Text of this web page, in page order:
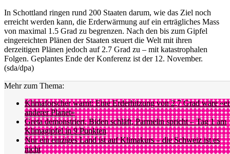
In Schottland ringen rund 200 Staaten darum, wie das Ziel noch
erreicht werden kann, die Erderwärmung auf ein erträgliches Mass
von maximal 1.5 Grad zu begrenzen. Nach den bis zum Gipfel
eingereichten Plänen der Staaten steuert die Welt mit ihren
derzeitigen Plänen jedoch auf 2.7 Grad zu – mit katastrophalen
Folgen. Geplantes Ende der Konferenz ist der 12. November.
(sda/dpa)
Mehr zum Thema:
Klimaforscher warnt: Eine Erderhitzung von 2,7 Grad wäre
anderer Planet»
Greta demonstriert, Biden schläft, Parmelin spricht – Tag 1 am
Klimagipfel in 9 Punkten
Nur ein einziges Land ist auf Klimakurs – die Schweiz ist es
nicht